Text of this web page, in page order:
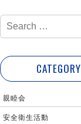
CATEGORY
親睦会
安全衛生活動